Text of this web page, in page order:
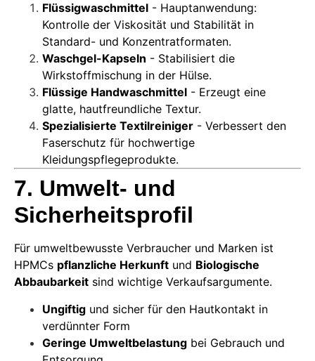
Flüssigwaschmittel - Hauptanwendung:
Kontrolle der Viskosität und Stabilität in
Standard- und Konzentratformaten.
Waschgel-Kapseln - Stabilisiert die
Wirkstoffmischung in der Hülse.
Flüssige Handwaschmittel - Erzeugt eine
glatte, hautfreundliche Textur.
Spezialisierte Textilreiniger - Verbessert den
Faserschutz für hochwertige
Kleidungspflegeprodukte.
7. Umwelt- und
Sicherheitsprofil
Für umweltbewusste Verbraucher und Marken ist
HPMCs pflanzliche Herkunft und Biologische
Abbaubarkeit sind wichtige Verkaufsargumente.
Ungiftig und sicher für den Hautkontakt in
verdünnter Form
Geringe Umweltbelastung bei Gebrauch und